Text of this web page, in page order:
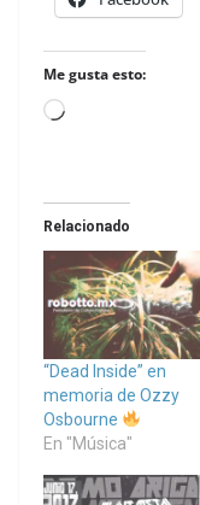
Me gusta esto:
Loading…
Relacionado
“Dead Inside” en
memoria de Ozzy
Osbourne
En "Música"